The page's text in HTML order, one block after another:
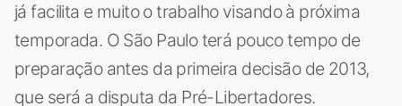
já facilita e muito o trabalho visando à próxima
temporada. O São Paulo terá pouco tempo de
preparação antes da primeira decisão de 2013,
que será a disputa da Pré-Libertadores.